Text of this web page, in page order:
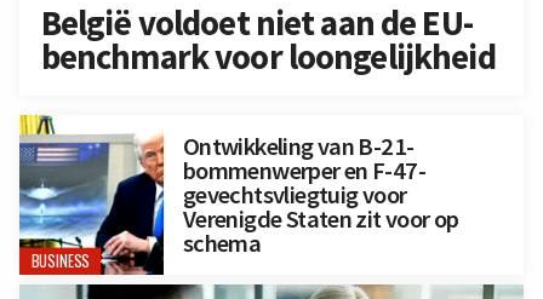
België voldoet niet aan de EU-
benchmark voor loongelijkheid
BUSINESS
Ontwikkeling van B-21-
bommenwerper en F-47-
gevechtsvliegtuig voor
Verenigde Staten zit voor op
schema